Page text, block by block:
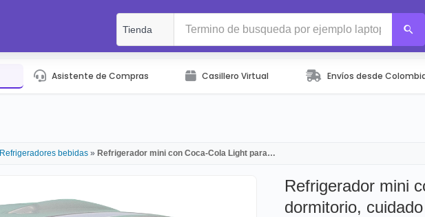
Asistente de Compras Casillero Virtual Envíos desde
Refrigeradores bebidas » Refrigerador mini con Coca-Cola Light para…
Refrigerador mini
dormitorio,